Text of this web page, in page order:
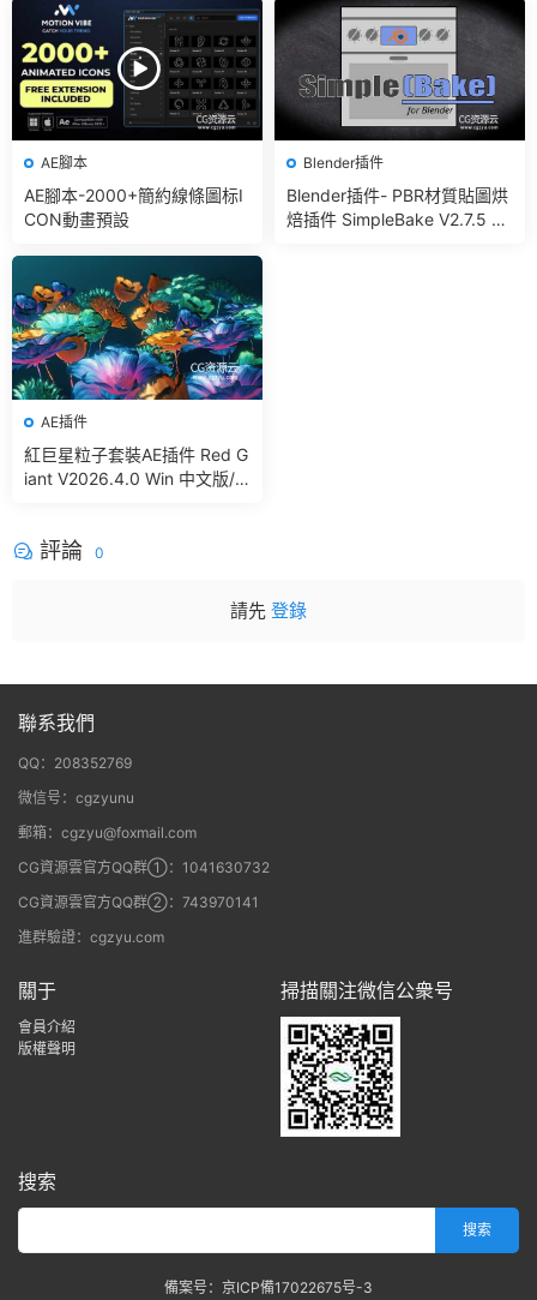
AE腳本
AE腳本-2000+簡約線條圖标I
CON動畫預設
Blender插件
Blender插件- PBR材質貼圖烘
焙插件 SimpleBake V2.7.5 –
AE插件
紅巨星粒子套裝AE插件 Red G
iant V2026.4.0 Win 中文版/
評論 0
請先 登錄
聯系我們
QQ：208352769
微信号：cgzyunu
郵箱：cgzyu@foxmail.com
CG資源雲官方QQ群①：1041630732
CG資源雲官方QQ群②：743970141
進群驗證：cgzyu.com
關于
會員介紹
版權聲明
掃描關注微信公衆号
搜索
備案号：京ICP備17022675号-3